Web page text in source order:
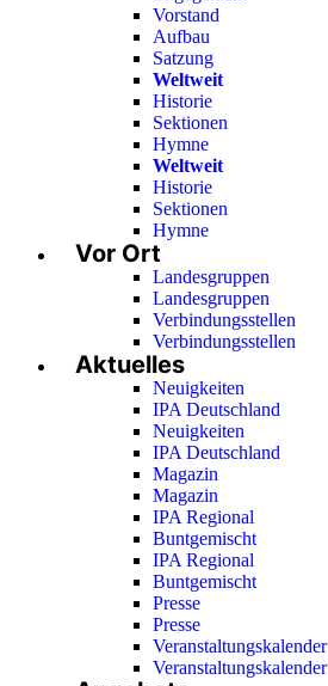
Vorstand
Aufbau
Satzung
Weltweit
Historie
Sektionen
Hymne
Weltweit
Historie
Sektionen
Hymne
Vor Ort
Landesgruppen
Landesgruppen
Verbindungsstellen
Verbindungsstellen
Aktuelles
Neuigkeiten
IPA Deutschland
Neuigkeiten
IPA Deutschland
Magazin
Magazin
IPA Regional
Buntgemischt
IPA Regional
Buntgemischt
Presse
Presse
Veranstaltungskalender
Veranstaltungskalender